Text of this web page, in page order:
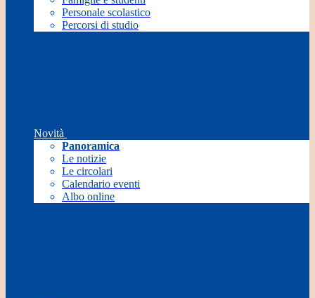
Personale scolastico
Percorsi di studio
Novità
Panoramica
Le notizie
Le circolari
Calendario eventi
Albo online